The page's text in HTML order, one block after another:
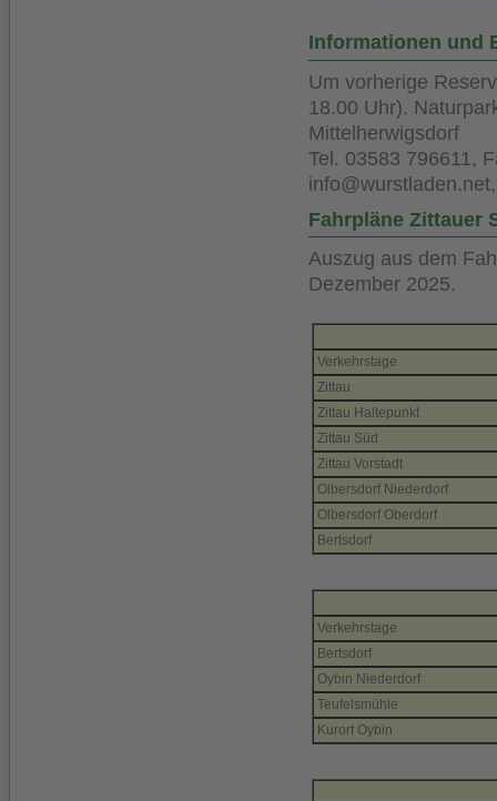
Informationen und
Um vorherige
18.00 Uhr).
Mittelherwigsdorf
Tel. 03583 796611,
Fahrpläne Zittauer
Auszug aus dem
Dezember 2025.
Verkehrstage
Zittau
Zittau Haltepunkt
Zittau Süd
Zittau Vorstadt
Olbersdorf Niederdorf
Olbersdorf Oberdorf
Bertsdorf
Verkehrstage
Bertsdorf
Oybin Niederdorf
Teufelsmühle
Kurort Oybin